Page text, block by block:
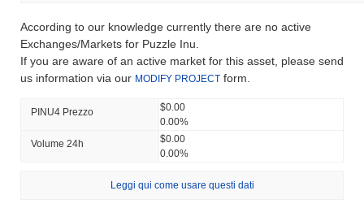
According to our knowledge currently there are no active
Exchanges/Markets for Puzzle Inu.
If you are aware of an active market for this asset, please send
us information via our MODIFY PROJECT form.
PINU4 Prezzo
$0.00
0.00%
Volume 24h
$0.00
0.00%
Leggi qui come usare questi dati